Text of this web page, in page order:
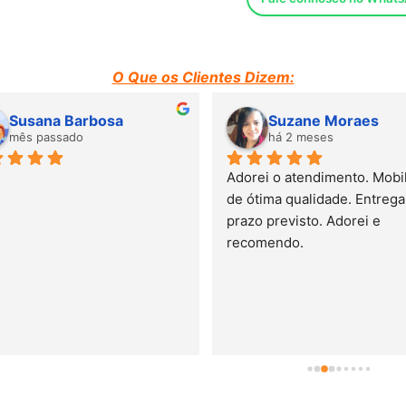
EMBALAGEM: Plástico
UNIDADES: 1
VOLUME: 0,933 m3
IMPORTANTE.- Este
emitido por um
O Que os Clientes Dizem:
Susana Barbosa
mês passado
Suzane Moraes
há 2 meses
Adorei o atendimento.
de ótima qualidade.
prazo previsto. Adorei e
recomendo.